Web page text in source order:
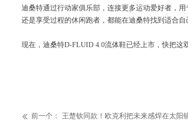
迪桑特通过行动家俱乐部，连接更多运动爱好者，
还是享受过程的休闲跑者，都能在迪桑特找到适合
现在，迪桑特D-FLUID 4.0流体鞋已经上市，快把这
ꅃ 前一个： 王楚钦同款！欧克利把未来感焊在太阳